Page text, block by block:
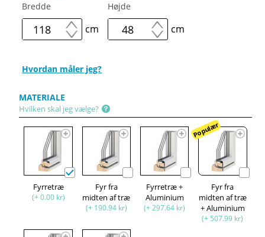
Bredde
cm
Højde
cm
Hvordan måler jeg?
MATERIALE
Hvilken skal jeg vælge?
Fyrretræ
(+ 0.00 kr)
Fyr fra
midten af træ
(+ 190.94 kr)
Fyrretræ +
Aluminium
(+ 297.64 kr)
Populær
Fyr fra
midten af træ
+ Aluminium
(+ 507.99 kr)